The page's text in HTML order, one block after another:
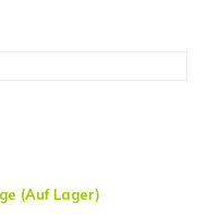
(Auf Lager)